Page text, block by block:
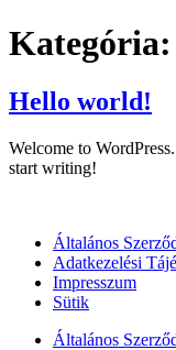
Kategória:
Hello world!
Welcome to
start writing!
Általános
Adatkezelési
Impresszum
Sütik
Általános